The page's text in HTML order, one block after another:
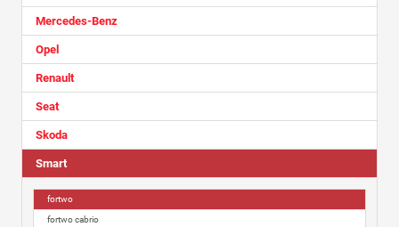
Mercedes-Benz
Opel
Renault
Seat
Skoda
Smart
fortwo
fortwo cabrio